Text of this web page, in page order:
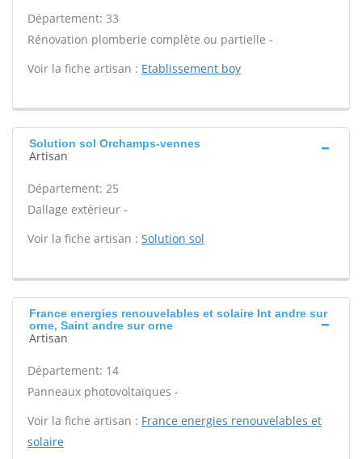
Département: 33
Rénovation plomberie complète ou partielle -
Voir la fiche artisan : Etablissement boy
Solution sol Orchamps-vennes
Artisan
Département: 25
Dallage extérieur -
Voir la fiche artisan : Solution sol
France energies renouvelables et solaire Int andre sur
orne, Saint andre sur orne
Artisan
Département: 14
Panneaux photovoltaïques -
Voir la fiche artisan : France energies renouvelables et
solaire